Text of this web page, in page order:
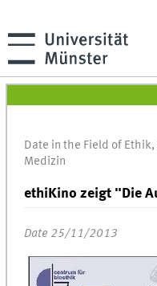
Date in the Field of
Medizin
ethiKino zeigt "Die
Date 25/11/2013